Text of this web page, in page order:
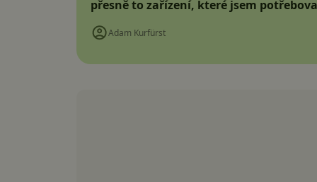
přesně to zařízení, které jsem
Adam Kurfürst